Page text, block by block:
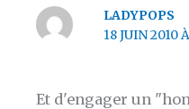
LADYPOPS
18 JUIN 2010
Et d'engager un